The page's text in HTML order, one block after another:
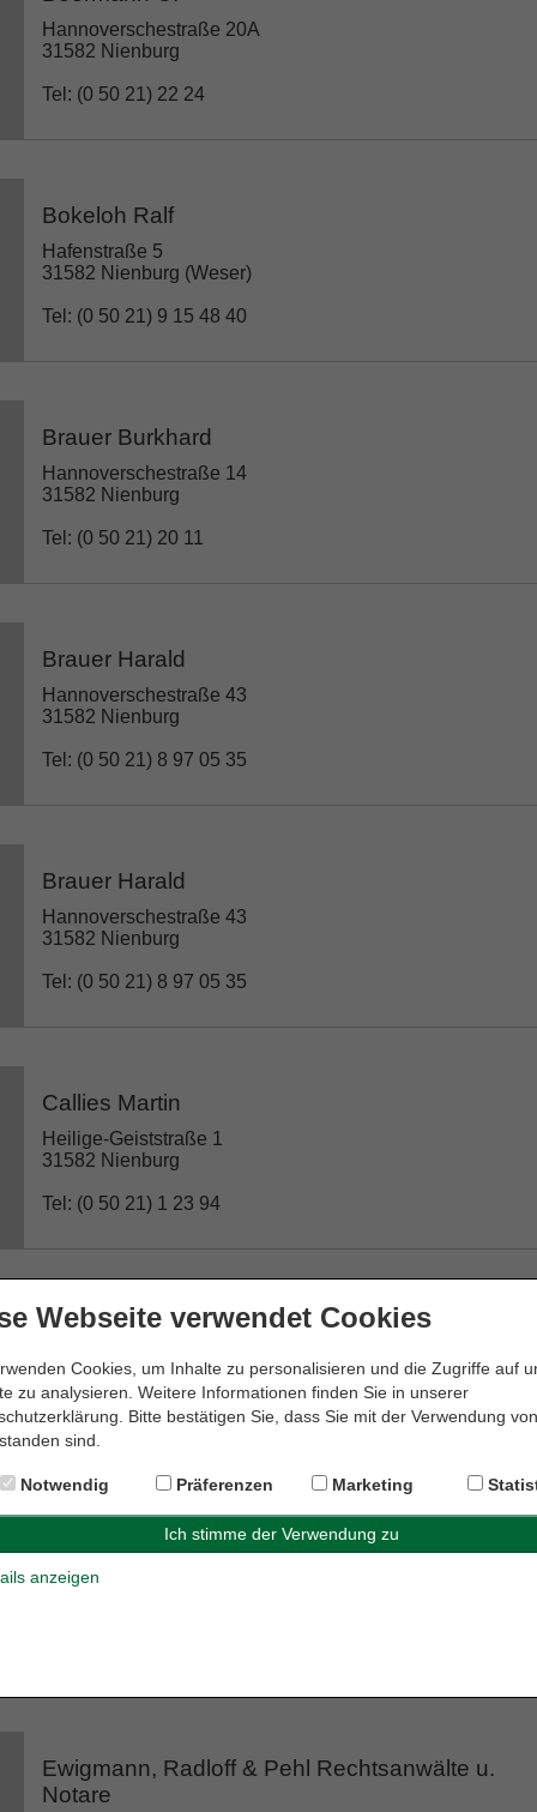
Webseite verwendet Cookies
Cookies, um Inhalte zu personalisieren und die Zugriffe auf
zu analysieren. Weitere Informationen finden Sie in unserer
Bitte bestätigen Sie, dass Sie mit der Verwendung
sind.
Notwendig Präferenzen Marketing
anzeigen
Hannoverschestraße 20A
31582 Nienburg
Tel: (0 50 21) 22 24
Bokeloh Ralf
Hafenstraße 5
31582 Nienburg (Weser)
Tel: (0 50 21) 9 15 48 40
Brauer Burkhard
Hannoverschestraße 14
31582 Nienburg
Tel: (0 50 21) 20 11
Brauer Harald
Hannoverschestraße 43
31582 Nienburg
Tel: (0 50 21) 8 97 05 35
Brauer Harald
Hannoverschestraße 43
31582 Nienburg
Tel: (0 50 21) 8 97 05 35
Callies Martin
Heilige-Geiststraße 1
31582 Nienburg
Tel: (0 50 21) 1 23 94
Dr. Edda Meyer-Krapp Rechtsanwältin
Weserstraße 19
31582 Nienburg
Tel: (0 50 21) 6 00 28 08
Dr. Genthe & Dr. Hornauer GbR
Kirchplatz 10a
Ewigmann, Radloff & Pehl Rechtsanwälte u.
Notare